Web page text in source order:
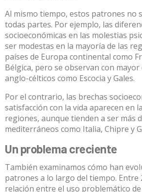
Al mismo tiempo, estos patrones no
todas partes. Por ejemplo, las
socioeconómicas en las molestias
ser modestas en la mayoría de las
países de Europa continental como
Bélgica, pero se observan con mayor
anglo-célticos como Escocia y Gales.
Por el contrario, las brechas
satisfacción con la vida aparecen en
regiones, aunque tienden a ser más
mediterráneos como Italia, Chipre y
Un problema creciente
También examinamos cómo han
patrones a lo largo del tiempo. Entre
relación entre el uso problemático